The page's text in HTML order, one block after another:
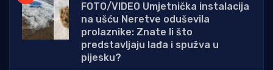
FOTO/VIDEO Umjetnička instalacija
na ušću Neretve oduševila
prolaznike: Znate li što
predstavljaju lađa i spužva u
pijesku?